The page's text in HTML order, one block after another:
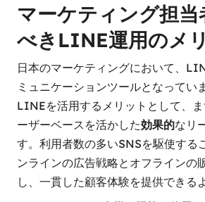
マーケティング担当
べきLINE運用のメ
日本のマーケティングにおいて、
ミュニケーションツールとなってい
LINEを活用するメリットとして、
ーザーベースを活かした効果的なリ
す。利用者数の多いSNSを駆使する
ンラインの広告戦略とオフラインの
し、一貫した顧客体験を提供できる